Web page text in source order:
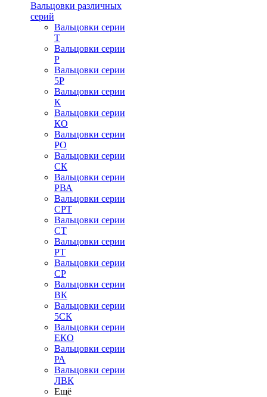
Вальцовки различных
серий
Вальцовки серии
Т
Вальцовки серии
Р
Вальцовки серии
5Р
Вальцовки серии
К
Вальцовки серии
КО
Вальцовки серии
РО
Вальцовки серии
СК
Вальцовки серии
РВА
Вальцовки серии
СРТ
Вальцовки серии
СТ
Вальцовки серии
РТ
Вальцовки серии
СР
Вальцовки серии
ВК
Вальцовки серии
5СК
Вальцовки серии
ЕКО
Вальцовки серии
РА
Вальцовки серии
ЛВК
Ещё